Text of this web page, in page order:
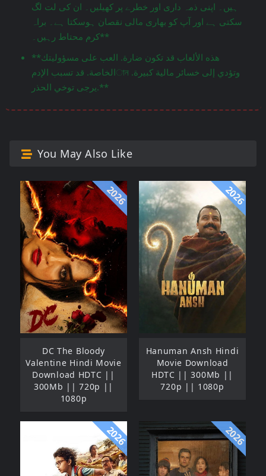
ہیں۔ اپنی ذمہ داری اور خطرے پر کھیلیں۔ ان کی لت لگ
سکتی ہے اور آپ کو بھاری مالی نقصان ہوسکتا ہے۔ براہ
کرم محتاط رہیں۔**
**هذه الألعاب قد تكون ضارة. العب على مسؤوليتك
الخاصة. قد تسبب الإدمান وتؤدي إلى خسائر مالية كبيرة.
يرجى توخي الحذر.**
You May Also Like
2026
DC The Bloody
Valentine Hindi Movie
Download HDTC ||
300Mb || 720p ||
1080p
2026
Hanuman Ansh Hindi
Movie Download
HDTC || 300Mb ||
720p || 1080p
2026 2026